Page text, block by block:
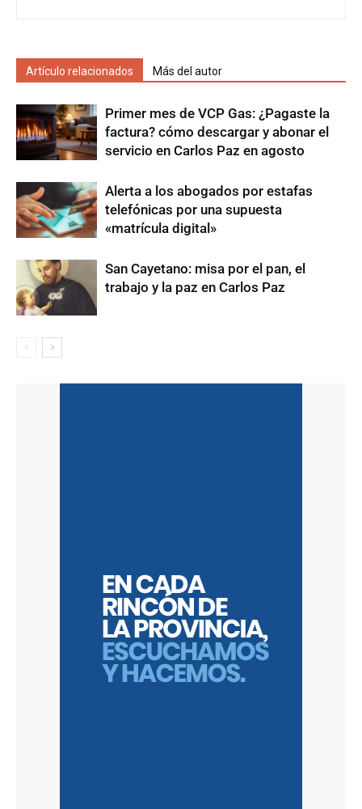
Artículo relacionados Más del autor
Primer mes de VCP Gas: ¿Pagaste la
factura? cómo descargar y abonar el
servicio en Carlos Paz en agosto
Alerta a los abogados por estafas
telefónicas por una supuesta
«matrícula digital»
San Cayetano: misa por el pan, el
trabajo y la paz en Carlos Paz